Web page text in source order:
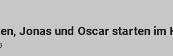
Jonas und Oscar starten im